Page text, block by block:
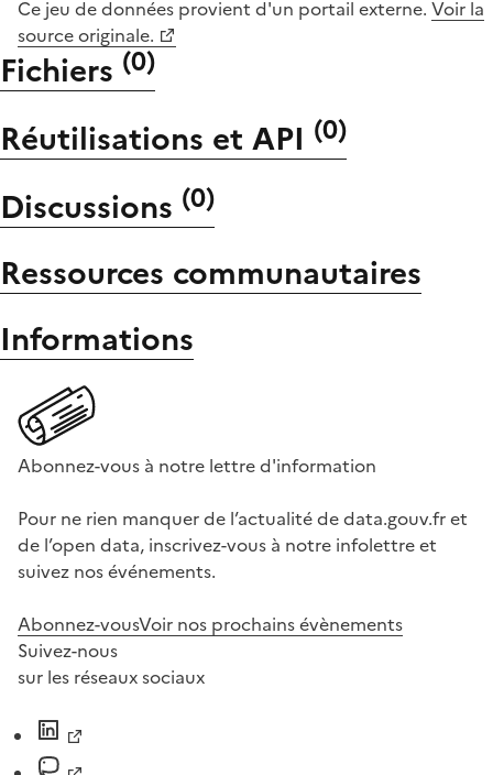
Ce jeu de données provient d'un portail externe. Voir la
source originale.
Fichiers (0)
Réutilisations et API (0)
Discussions (0)
Ressources communautaires
Informations
Abonnez-vous à notre lettre d'information
Pour ne rien manquer de l’actualité de data.gouv.fr et
de l’open data, inscrivez-vous à notre infolettre et
suivez nos événements.
Abonnez-vousVoir nos prochains évènements
Suivez-nous
sur les réseaux sociaux